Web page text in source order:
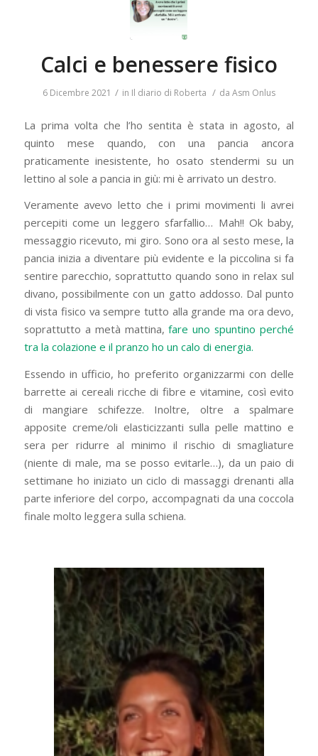
Calci e benessere fisico
6 Dicembre 2021 / in Il diario di Roberta / da Asm Onlus
La prima volta che l’ho sentita è stata in agosto, al
quinto mese quando, con una pancia ancora
praticamente inesistente, ho osato stendermi su un
lettino al sole a pancia in giù: mi è arrivato un destro.
Veramente avevo letto che i primi movimenti li avrei
percepiti come un leggero sfarfallio… Mah!! Ok baby,
messaggio ricevuto, mi giro. Sono ora al sesto mese, la
pancia inizia a diventare più evidente e la piccolina si fa
sentire parecchio, soprattutto quando sono in relax sul
divano, possibilmente con un gatto addosso. Dal punto
di vista fisico va sempre tutto alla grande ma ora devo,
soprattutto a metà mattina,fare uno spuntino perché
tra la colazione e il pranzo ho un calo di energia.
Essendo in ufficio, ho preferito organizzarmi con delle
barrette ai cereali ricche di fibre e vitamine, così evito
di mangiare schifezze. Inoltre, oltre a spalmare
apposite creme/oli elasticizzanti sulla pelle mattino e
sera per ridurre al minimo il rischio di smagliature
(niente di male, ma se posso evitarle…), da un paio di
settimane ho iniziato un ciclo di massaggi drenanti alla
parte inferiore del corpo, accompagnati da una coccola
finale molto leggera sulla schiena.